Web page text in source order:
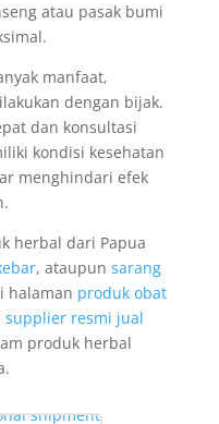
atau pasak bumi
manfaat,
dengan bijak.
dan konsultasi
kondisi kesehatan
menghindari efek
herbal dari Papua
, ataupun sarang
halaman produk obat
supplier resmi jual
produk herbal